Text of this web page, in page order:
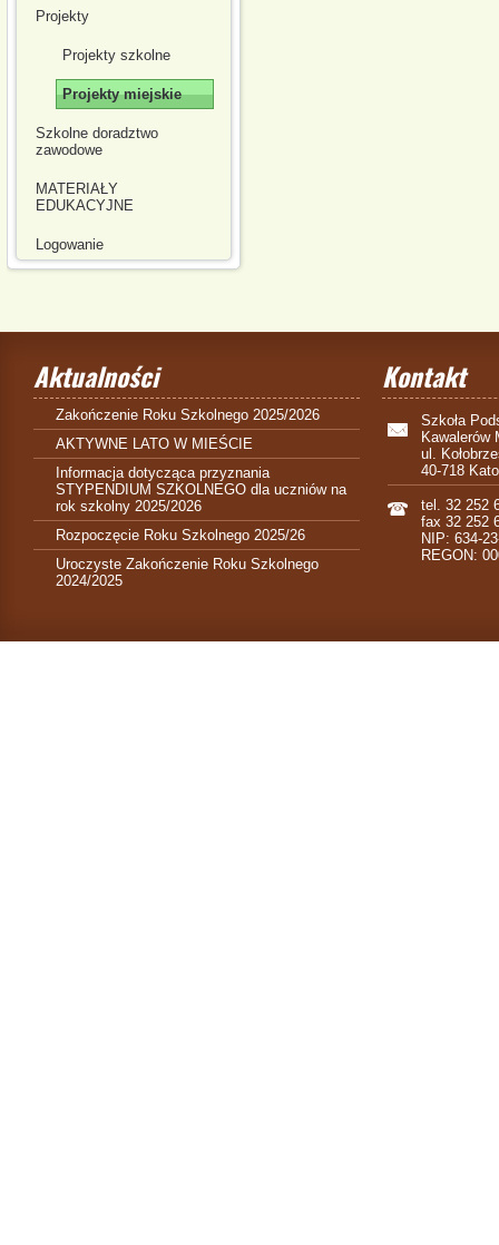
Projekty
Projekty szkolne
Projekty miejskie
Szkolne doradztwo
zawodowe
MATERIAŁY
EDUKACYJNE
Logowanie
Aktualności
Zakończenie Roku Szkolnego 2025/2026
AKTYWNE LATO W MIEŚCIE
Informacja dotycząca przyznania
STYPENDIUM SZKOLNEGO dla uczniów na
rok szkolny 2025/2026
Rozpoczęcie Roku Szkolnego 2025/26
Uroczyste Zakończenie Roku Szkolnego
2024/2025
Kontakt
Szkoła
Kawalerów
ul.
40-718
tel. 32 252
fax 32 252
NIP: 634-
REGON: